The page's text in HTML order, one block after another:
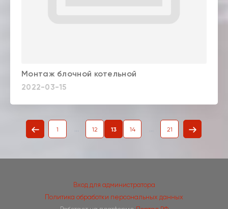
Монтаж блочной котельной
2022-03-15
1 ... 12 13 14 ... 21
Вход для администратора
Политика обработки персональных данных